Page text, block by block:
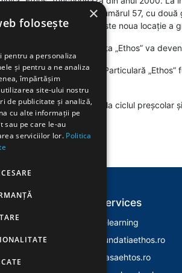
de pe strada Păltiniș, numărul 57, cu
Geniștilor, numărul 68 este noua locație a
cu anul 2018 Grădinița „Ethos” va
Şcoala Gimnazială Particulară
45 (ciclul preșcolar).
şcoala are 8 grupe la ciclul preșcolar
Noi
Services
E-learning
Fundatiaethos.ro
Casaehtos.ro
×
folosește
pentru a personaliza
și pentru a ne analiza
împărtășim
site-ului nostru
de publicitate și analiză,
cu alte informații pe
sau pe care le-au
serviciilor lor. Politica